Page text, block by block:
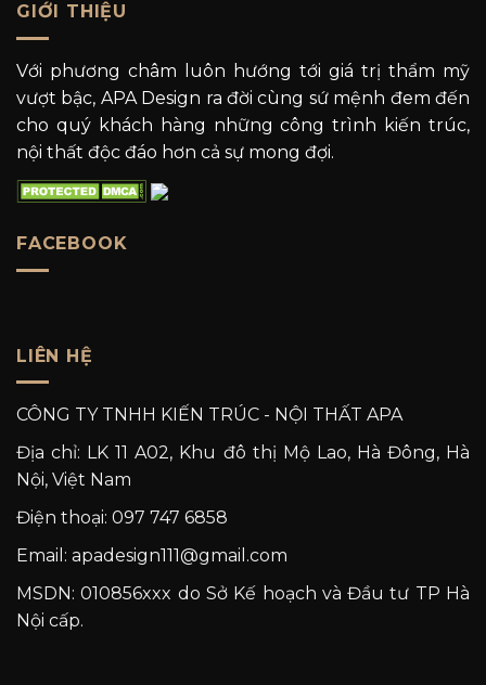
GIỚI THIỆU
Với phương châm luôn hướng tới giá trị thẩm mỹ
vượt bậc, APA Design ra đời cùng sứ mệnh đem đến
cho quý khách hàng những công trình kiến trúc,
nội thất độc đáo hơn cả sự mong đợi.
FACEBOOK
LIÊN HỆ
CÔNG TY TNHH KIẾN TRÚC - NỘI THẤT APA
Địa chỉ: LK 11 A02, Khu đô thị Mộ Lao, Hà Đông, Hà
Nội, Việt Nam
Điện thoại: 097 747 6858
Email: apadesign111@gmail.com
MSDN: 010856xxx do Sở Kế hoạch và Đầu tư TP Hà
Nội cấp.